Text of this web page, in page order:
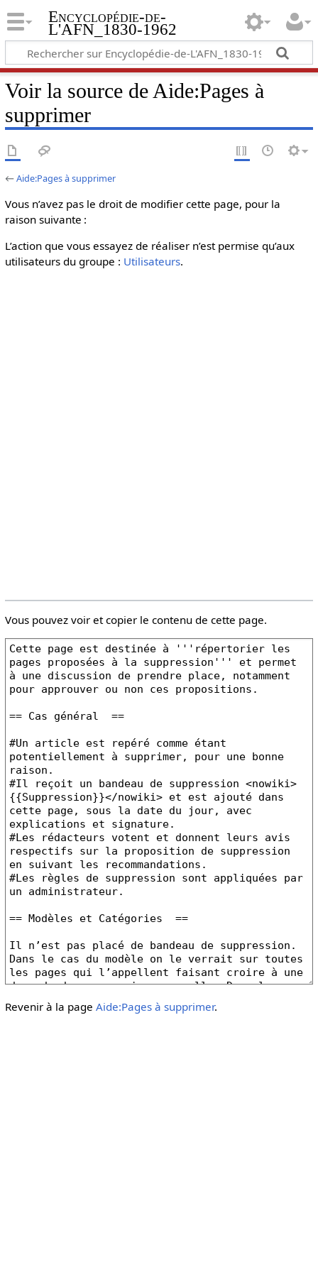
Encyclopédie-de-
L'AFN_1830-1962
Voir la source de Aide:Pages à
supprimer
←Aide:Pages à supprimer
Vous n’avez pas le droit de modifier cette page, pour la
raison suivante :
L’action que vous essayez de réaliser n’est permise qu’aux
utilisateurs du groupe : Utilisateurs.
Vous pouvez voir et copier le contenu de cette page.
Revenir à la page Aide:Pages à supprimer.